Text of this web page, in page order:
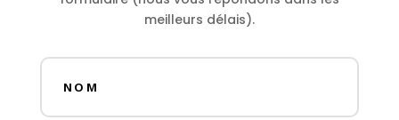
meilleurs délais).